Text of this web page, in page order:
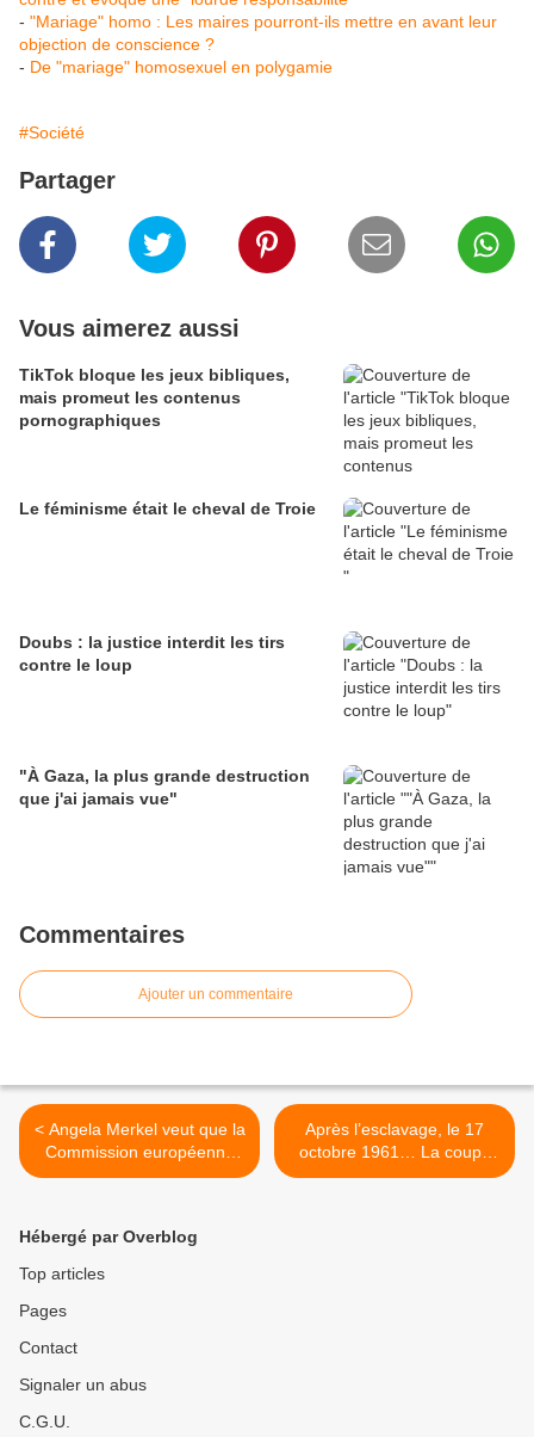
- "Mariage" homo : Les maires pourront-ils mettre en avant leur
objection de conscience ?
- De "mariage" homosexuel en polygamie
#Société
Partager
Vous aimerez aussi
TikTok bloque les jeux bibliques,
mais promeut les contenus
pornographiques
Le féminisme était le cheval de Troie
Doubs : la justice interdit les tirs
contre le loup
"À Gaza, la plus grande destruction
que j'ai jamais vue"
Commentaires
Ajouter un commentaire
< Angela Merkel veut que la
Commission européenne
puisse rejeter le budget
Après l’esclavage, le 17
octobre 1961… La coupe
de la repentance déborde !
Hébergé par Overblog
Top articles
Pages
Contact
Signaler un abus
C.G.U.